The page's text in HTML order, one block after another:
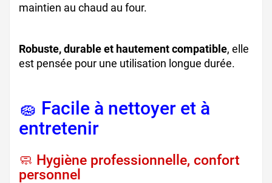
maintien au chaud au four.
Robuste, durable et hautement compatible, elle
est pensée pour une utilisation longue durée.
🧽 Facile à nettoyer et à
entretenir
🧼 Hygiène professionnelle, confort
personnel